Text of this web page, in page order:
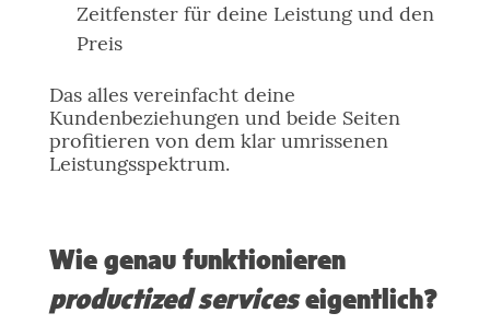
Zeitfenster für deine Leistung und den
Preis
Das alles vereinfacht deine
Kundenbeziehungen und beide Seiten
profitieren von dem klar umrissenen
Leistungsspektrum.
Wie genau funktionieren
productized serviceseigentlich?